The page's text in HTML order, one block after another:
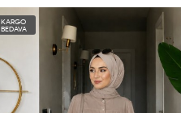
KARGO
BEDAVA